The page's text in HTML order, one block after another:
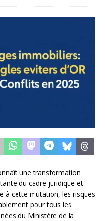
une transformation
du cadre juridique et
à cette mutation, les risques
pour tous les
du Ministère de la